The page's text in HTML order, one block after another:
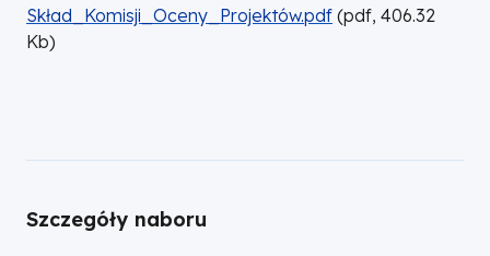
DOKUMENT
Skład_Komisji_Oceny_Projektów.pdf (pdf, 406.32
Kb)
Szczegóły naboru